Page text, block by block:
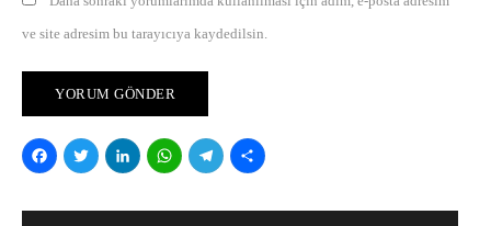
ve site adresim bu tarayıcıya kaydedilsin.
Facebook
Twitter
LinkedIn
WhatsApp
Telegram